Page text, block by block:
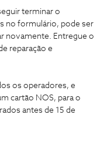
terminar o
no formulário, pode ser
novamente. Entregue o
reparação e
os operadores, e
cartão NOS, para o
antes de 15 de